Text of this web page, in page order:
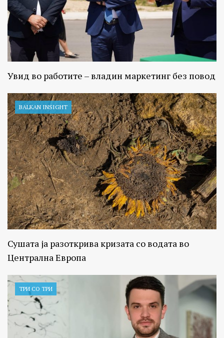
Увид во работите – владин маркетинг без повод
BALKAN INSIGHT
Сушата ја разоткрива кризата со водата во
Централна Европа
ТРИ СО ТРИ